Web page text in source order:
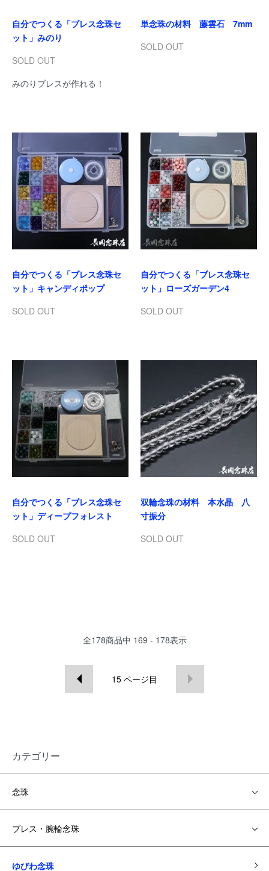
自分でつくる「ブレス念珠セ
ット」みのり
SOLD OUT
みのりブレスが作れる！
単念珠の材料 藤雲石 7mm
SOLD OUT
自分でつくる「ブレス念珠セ
ット」キャンディポップ
SOLD OUT
自分でつくる「ブレス念珠セ
ット」ローズガーデン4
SOLD OUT
自分でつくる「ブレス念珠セ
ット」ディープフォレスト
SOLD OUT
双輪念珠の材料 本水晶 八
寸振分
SOLD OUT
全178商品中 169 - 178表示
15 ページ目
カテゴリー
念珠
ブレス・腕輪念珠
ゆびわ念珠